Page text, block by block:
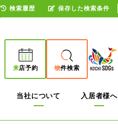
来店予約 物件検索
当社について 入居者様へ
検索履歴 保存した検索条件